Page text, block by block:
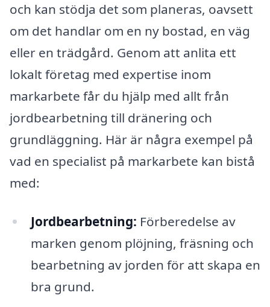
och kan stödja det som planeras, oavsett
om det handlar om en ny bostad, en väg
eller en trädgård. Genom att anlita ett
lokalt företag med expertise inom
markarbete får du hjälp med allt från
jordbearbetning till dränering och
grundläggning. Här är några exempel på
vad en specialist på markarbete kan bistå
med:
Jordbearbetning: Förberedelse av
marken genom plöjning, fräsning och
bearbetning av jorden för att skapa en
bra grund.